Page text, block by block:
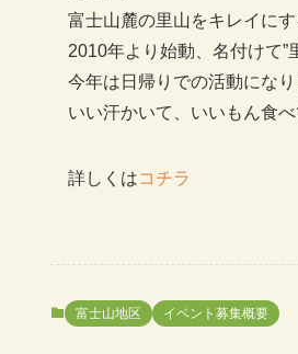
富士山麓の里山をキレイに
2010年より始動、名付けて”
今年は日帰りでの活動になり
いい汗かいて、いいもん食
詳しくはコチラ
富士山地区 イベント募集概要